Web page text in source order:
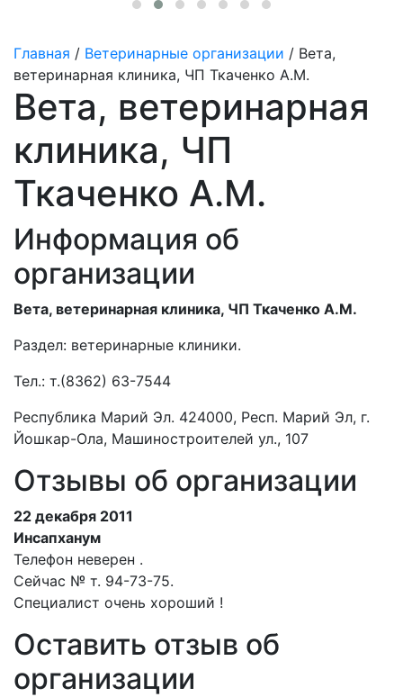
Главная / Ветеринарные организации / Вета,
ветеринарная клиника, ЧП Ткаченко А.М.
Вета, ветеринарная
клиника, ЧП
Ткаченко А.М.
Информация об
организации
Вета, ветеринарная клиника, ЧП Ткаченко А.М.
Раздел: ветеринарные клиники.
Тел.: т.(8362) 63-7544
Республика Марий Эл. 424000, Респ. Марий Эл, г.
Йошкар-Ола, Машиностроителей ул., 107
Отзывы об организации
22 декабря 2011
Инсапханум
Телефон неверен .
Сейчас № т. 94-73-75.
Специалист очень хороший !
Оставить отзыв об
организации